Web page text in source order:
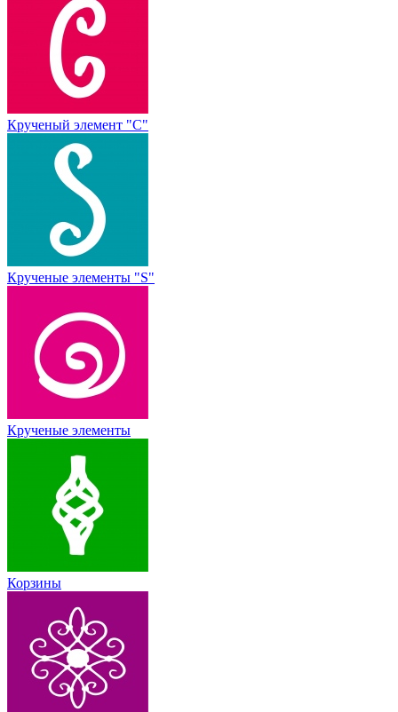
Крученый элемент "С"
Крученые элементы "S"
Крученые элементы
Корзины